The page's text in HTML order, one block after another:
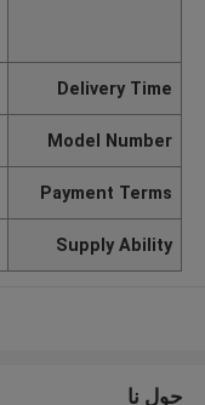
Delivery Time
Model Number
Payment Terms
Supply Ability
حول نا